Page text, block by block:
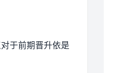
于前期晋升依是